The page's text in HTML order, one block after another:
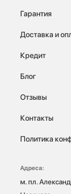
Гарантия
Доставка и
Кредит
Блог
Отзывы
Контакты
Политика
Адреса:
м. пл.